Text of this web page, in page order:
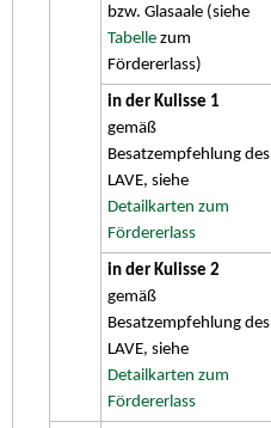
bzw. Glasaale (siehe
Tabellezum
Fördererlass)
in der Kulisse 1
gemäß
Besatzempfehlung des
LAVE, siehe
Detailkarten zum
Fördererlass
in der Kulisse 2
gemäß
Besatzempfehlung des
LAVE, siehe
Detailkarten zum
Fördererlass